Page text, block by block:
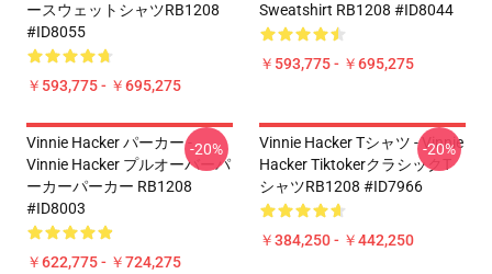
ースウェットシャツRB1208
#ID8055
￥593,775 - ￥695,275
Sweatshirt RB1208 #ID8044
￥593,775 - ￥695,275
Vinnie Hacker パーカー -
Vinnie Hacker プルオーバーパ
ーカーパーカー RB1208
#ID8003
￥622,775 - ￥724,275
-20%
Vinnie Hacker Tシャツ - Vinnie
Hacker TiktokerクラシックT
シャツRB1208 #ID7966
￥384,250 - ￥442,250
-20%